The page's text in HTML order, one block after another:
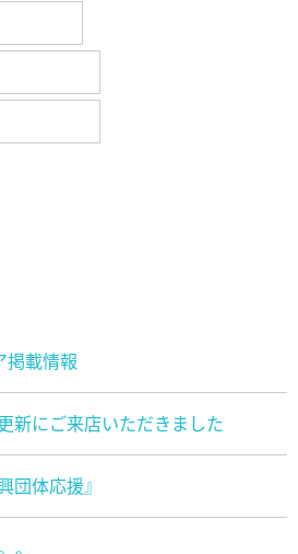
掲載情報
新にご来店いただきました
体応援』
。